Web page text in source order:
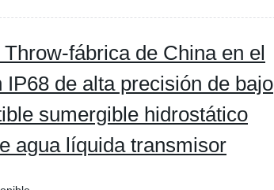
fábrica de China en el
de alta precisión de bajo
sumergible hidrostático
agua líquida transmisor